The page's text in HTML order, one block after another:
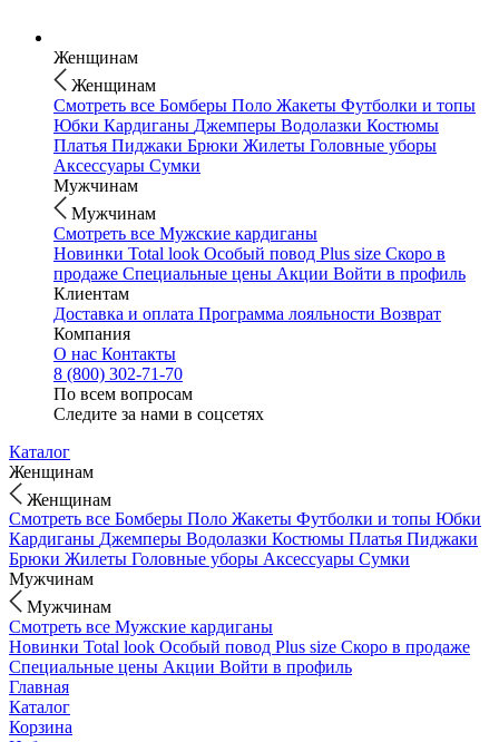
Женщинам
Женщинам
Смотреть все Бомберы Поло Жакеты Футболки и топы
Юбки Кардиганы Джемперы Водолазки Костюмы
Платья Пиджаки Брюки Жилеты Головные уборы
Аксессуары Сумки
Мужчинам
Мужчинам
Смотреть все Мужские кардиганы
Новинки Total look Особый повод Plus size Скоро в
продаже Специальные цены Акции Войти в профиль
Клиентам
Доставка и оплата Программа лояльности Возврат
Компания
О нас Контакты
8 (800) 302-71-70
По всем вопросам
Следите за нами в соцсетях
Каталог
Женщинам
Женщинам
Смотреть все Бомберы Поло Жакеты Футболки и топы Юбки
Кардиганы Джемперы Водолазки Костюмы Платья Пиджаки
Брюки Жилеты Головные уборы Аксессуары Сумки
Мужчинам
Мужчинам
Смотреть все Мужские кардиганы
Новинки Total look Особый повод Plus size Скоро в продаже
Специальные цены Акции Войти в профиль
Главная
Каталог
Корзина